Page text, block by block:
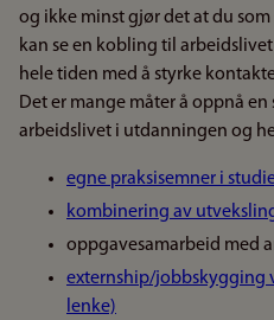
og ikke minst gjør det at du
kan se en kobling til
hele tiden med å styrke
Det er mange måter å oppnå
arbeidslivet i utdanningen og
egne praksisemner i
kombinering av
oppgavesamarbeid med
externship/jobbskygging
lenke)